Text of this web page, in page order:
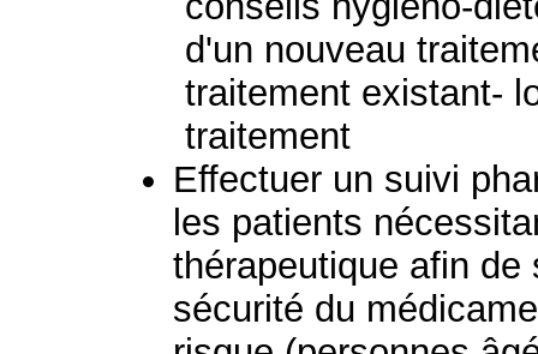
d'un nouveau
traitement existant-
traitement
Effectuer un suivi
les patients
thérapeutique afin
sécurité du